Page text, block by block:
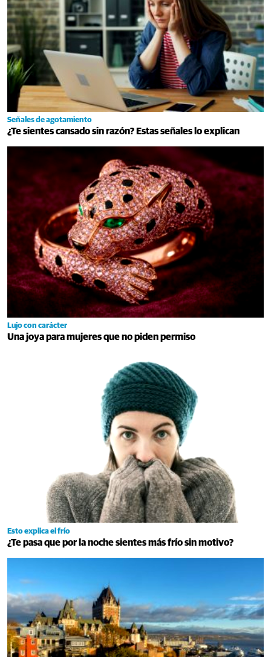
Señales de agotamiento
¿Te sientes cansado sin razón? Estas señales lo explican
Lujo con carácter
Una joya para mujeres que no piden permiso
Esto explica el frío
¿Te pasa que por la noche sientes más frío sin motivo?